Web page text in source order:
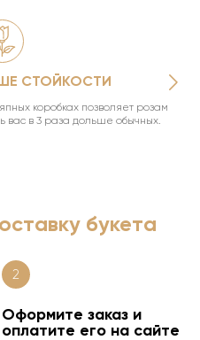
СТОЙКОСТИ
коробках позволяет розам
вас в 3 раза дольше обычных.
букета
2
Оформите заказ и
оплатите его на сайте